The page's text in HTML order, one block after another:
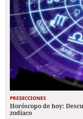
PREDICCIONES
Horóscopo de hoy:
zodiaco